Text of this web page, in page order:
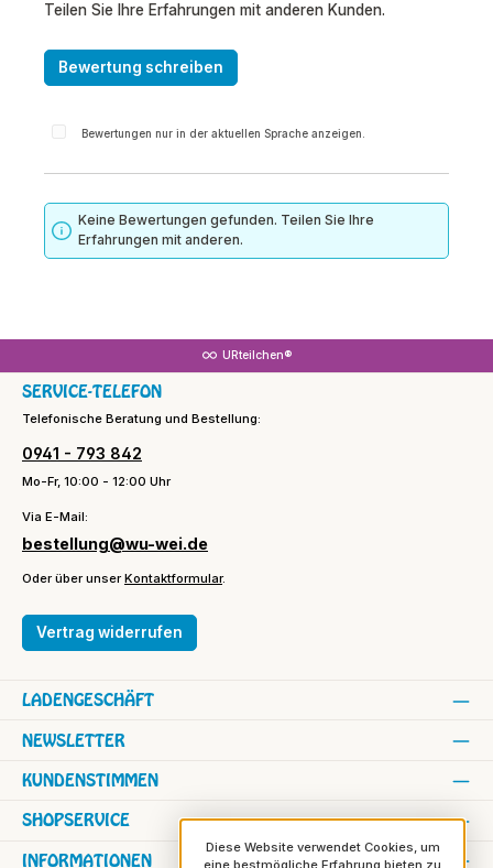
Teilen Sie Ihre Erfahrungen mit anderen Kunden.
Bewertung schreiben
Bewertungen nur in der aktuellen Sprache anzeigen.
Keine Bewertungen gefunden. Teilen Sie Ihre
Erfahrungen mit anderen.
URteilchen®
SERVICE-TELEFON
Telefonische Beratung und Bestellung:
0941 - 793 842
Mo-Fr, 10:00 - 12:00 Uhr
Via E-Mail:
bestellung@wu-wei.de
Oder über unserKontaktformular.
Vertrag widerrufen
SHOPSERVICE
INFORMATIONEN
NEWSLETTER
KUNDENSTIMMEN
LADENGESCHÄFT
Diese Website verwendet Cookies, um
eine bestmögliche Erfahrung bieten zu